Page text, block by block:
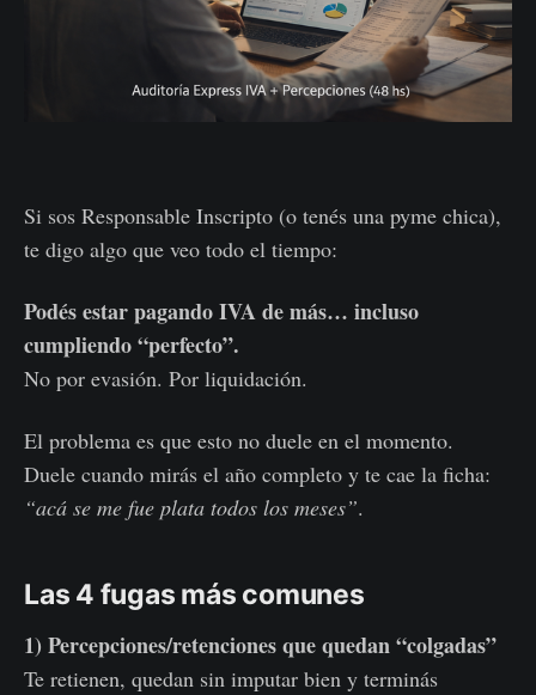
Si sos Responsable Inscripto (o tenés una pyme chica),
te digo algo que veo todo el tiempo:
Podés estar pagando IVA de más… incluso
cumpliendo “perfecto”.
No por evasión. Por liquidación.
El problema es que esto no duele en el momento.
Duele cuando mirás el año completo y te cae la ficha:
“acá se me fue plata todos los meses”.
Las 4 fugas más comunes
1) Percepciones/retenciones que quedan “colgadas”
Te retienen, quedan sin imputar bien y terminás